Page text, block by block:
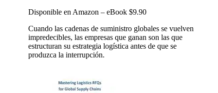
Disponible en Amazon – eBook $9.90
Cuando las cadenas de suministro globales se vuelven
impredecibles, las empresas que ganan son las que
estructuran su estrategia logística antes de que se
produzca la interrupción.